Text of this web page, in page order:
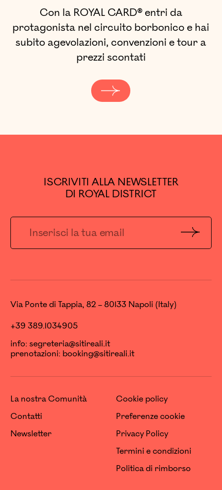
Con la ROYAL CARD® entri da
protagonista nel circuito borbonico e hai
subito agevolazioni, convenzioni e tour a
prezzi scontati
ISCRIVITI ALLA NEWSLETTER
DI ROYAL DISTRICT
Invia
Via Ponte di Tappia, 82 – 80133 Napoli (Italy)
+39 389.1034905
info: segreteria@sitireali.it
prenotazioni: booking@sitireali.it
La nostra Comunità
Contatti
Newsletter
Cookie policy
Preferenze cookie
Privacy Policy
Termini e condizioni
Politica di rimborso